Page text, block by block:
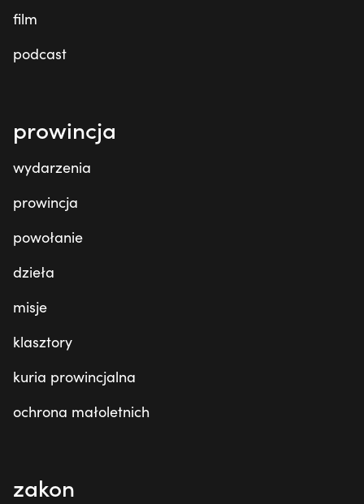
film
podcast
prowincja
wydarzenia
prowincja
powołanie
dzieła
misje
klasztory
kuria prowincjalna
ochrona małoletnich
zakon